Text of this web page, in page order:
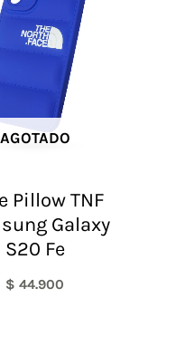
AGOTADO
Pillow TNF
Galaxy
S20 Fe
$ 44.900